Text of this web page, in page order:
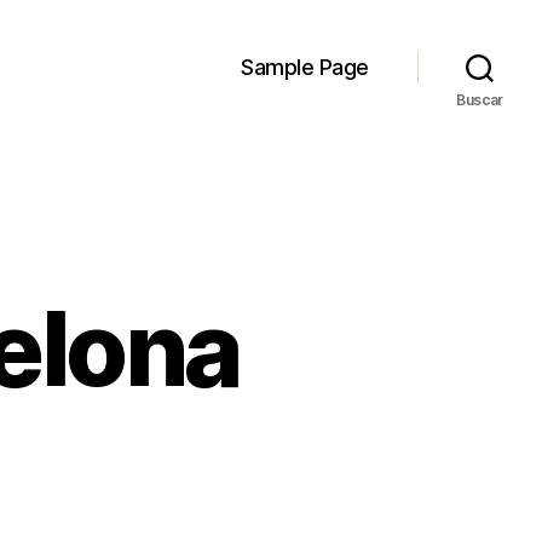
Sample Page
Buscar